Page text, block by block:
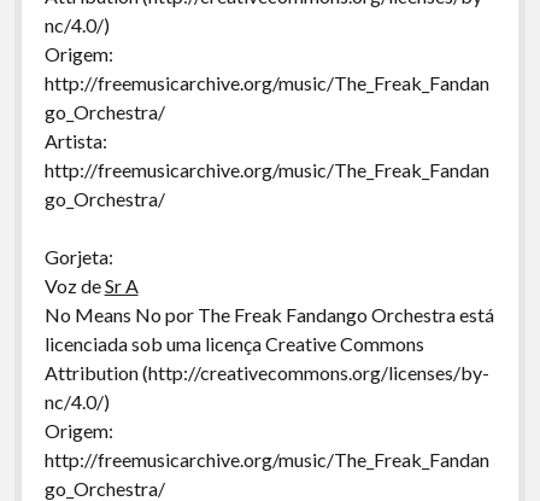
nc/4.0/)
Origem:
http://freemusicarchive.org/music/The_Freak_Fandan
go_Orchestra/
Artista:
http://freemusicarchive.org/music/The_Freak_Fandan
go_Orchestra/
Gorjeta:
Voz deSr A
No Means No por The Freak Fandango Orchestra está
licenciada sob uma licença Creative Commons
Attribution (http://creativecommons.org/licenses/by-
nc/4.0/)
Origem:
http://freemusicarchive.org/music/The_Freak_Fandan
go_Orchestra/